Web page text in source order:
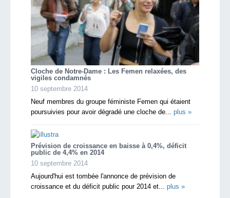
Cloche de Notre-Dame : Les Femen relaxées, des
vigiles condamnés
10 septembre 2014
Neuf membres du groupe féministe Femen qui étaient
poursuivies pour avoir dégradé une cloche de... plus »
Prévision de croissance en baisse à 0,4%, déficit
public de 4,4% en 2014
10 septembre 2014
Aujourd'hui est tombée l'annonce de prévision de
croissance et du déficit public pour 2014 et... plus »